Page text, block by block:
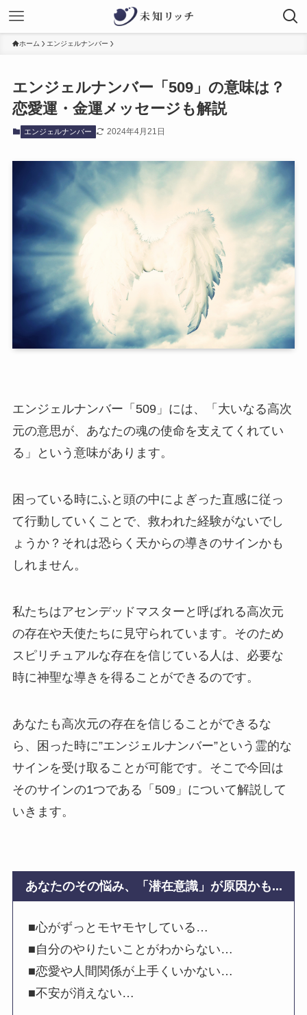
ホーム エンジェルナンバー
エンジェルナンバー「509」の意味は？
恋愛運・金運メッセージも解説
エンジェルナンバー 2024年4月21日
エンジェルナンバー「509」には、「大いなる高次
元の意思が、あなたの魂の使命を支えてくれてい
る」という意味があります。
困っている時にふと頭の中によぎった直感に従っ
て行動していくことで、救われた経験がないでし
ょうか？それは恐らく天からの導きのサインかも
しれません。
私たちはアセンデッドマスターと呼ばれる高次元
の存在や天使たちに見守られています。そのため
スピリチュアルな存在を信じている人は、必要な
時に神聖な導きを得ることができるのです。
あなたも高次元の存在を信じることができるな
ら、困った時に”エンジェルナンバー”という霊的な
サインを受け取ることが可能です。そこで今回は
そのサインの1つである「509」について解説して
いきます。
あなたのその悩み、「潜在意識」が原因かも...
■心がずっとモヤモヤしている…
■自分のやりたいことがわからない…
■恋愛や人間関係が上手くいかない…
■不安が消えない…